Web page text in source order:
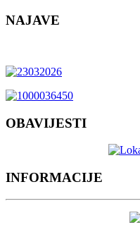
NAJAVE
OBAVIJESTI
INFORMACIJE